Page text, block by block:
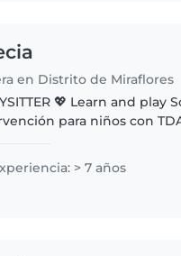
en Distrito de Miraflores
💖 Learn and play Soy especialista en
para niños con
paciente y creativo,..
> 7 años